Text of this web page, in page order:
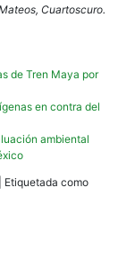
Cuartoscuro.
de Tren Maya por
en contra del
ambiental
Etiquetada como